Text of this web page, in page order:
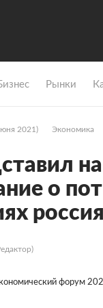
Рынки
2021) Экономика
о
форум